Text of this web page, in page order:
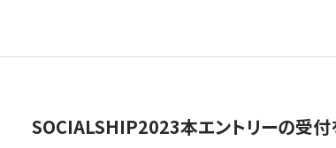
SOCIALSHIP2023本エントリーの受付